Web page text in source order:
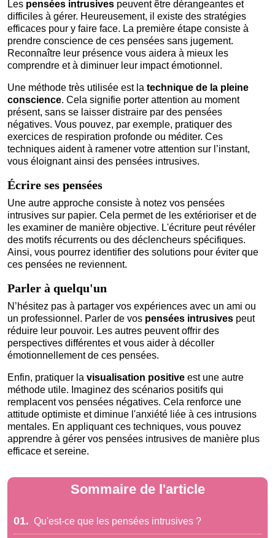
Les pensées intrusives peuvent être dérangeantes et
difficiles à gérer. Heureusement, il existe des stratégies
efficaces pour y faire face. La première étape consiste à
prendre conscience de ces pensées sans jugement.
Reconnaître leur présence vous aidera à mieux les
comprendre et à diminuer leur impact émotionnel.
Une méthode très utilisée est la technique de la pleine
conscience. Cela signifie porter attention au moment
présent, sans se laisser distraire par des pensées
négatives. Vous pouvez, par exemple, pratiquer des
exercices de respiration profonde ou méditer. Ces
techniques aident à ramener votre attention sur l’instant,
vous éloignant ainsi des pensées intrusives.
Écrire ses pensées
Une autre approche consiste à notez vos pensées
intrusives sur papier. Cela permet de les extérioriser et de
les examiner de manière objective. L'écriture peut révéler
des motifs récurrents ou des déclencheurs spécifiques.
Ainsi, vous pourrez identifier des solutions pour éviter que
ces pensées ne reviennent.
Parler à quelqu'un
N’hésitez pas à partager vos expériences avec un ami ou
un professionnel. Parler de vos pensées intrusives peut
réduire leur pouvoir. Les autres peuvent offrir des
perspectives différentes et vous aider à décoller
émotionnellement de ces pensées.
Enfin, pratiquer la visualisation positive est une autre
méthode utile. Imaginez des scénarios positifs qui
remplacent vos pensées négatives. Cela renforce une
attitude optimiste et diminue l'anxiété liée à ces intrusions
mentales. En appliquant ces techniques, vous pouvez
apprendre à gérer vos pensées intrusives de manière plus
efficace et sereine.
Sommaire de l'article
01. Qu'est-ce que les pensées intrusives ?